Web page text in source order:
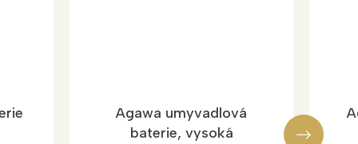
Agawa umyvadlová
baterie, vysoká